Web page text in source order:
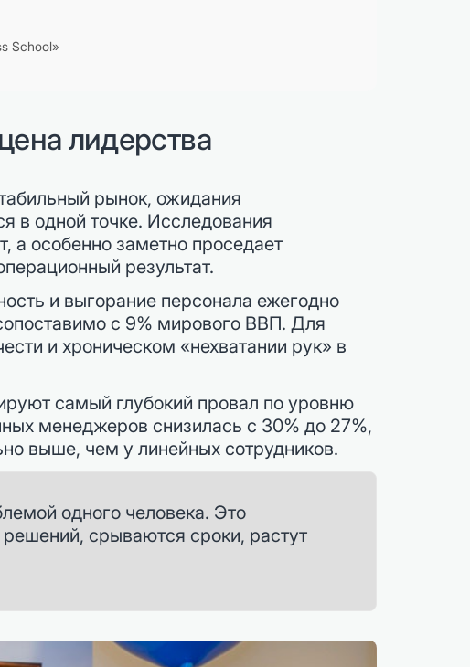
School»
лидерства
рынок, ожидания
в одной точке. Исследования
а особенно заметно проседает
результат.
и выгорание персонала ежегодно
с 9% мирового ВВП. Для
и хроническом «нехватании рук» в
самый глубокий провал по уровню
менеджеров снизилась с 30% до 27%,
выше, чем у линейных сотрудников.
одного человека. Это
срываются сроки, растут